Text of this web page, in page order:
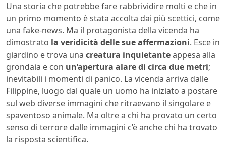
Una storia che potrebbe fare rabbrividire molti e che in
un primo momento è stata accolta dai più scettici, come
una fake-news. Ma il protagonista della vicenda ha
dimostrato la veridicità delle sue affermazioni. Esce in
giardino e trova una creatura inquietanteappesa alla
grondaia e con un’apertura alare di circa due metri;
inevitabili i momenti di panico. La vicenda arriva dalle
Filippine, luogo dal quale un uomo ha iniziato a postare
sul web diverse immagini che ritraevano il singolare e
spaventoso animale. Ma oltre a chi ha provato un certo
senso di terrore dalle immagini c’è anche chi ha trovato
la risposta scientifica.